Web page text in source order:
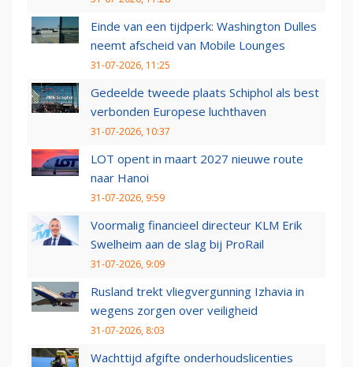
Einde van een tijdperk: Washington Dulles
neemt afscheid van Mobile Lounges
31-07-2026, 11:25
Gedeelde tweede plaats Schiphol als best
verbonden Europese luchthaven
31-07-2026, 10:37
LOT opent in maart 2027 nieuwe route
naar Hanoi
31-07-2026, 9:59
Voormalig financieel directeur KLM Erik
Swelheim aan de slag bij ProRail
31-07-2026, 9:09
Rusland trekt vliegvergunning Izhavia in
wegens zorgen over veiligheid
31-07-2026, 8:03
Wachttijd afgifte onderhoudslicenties